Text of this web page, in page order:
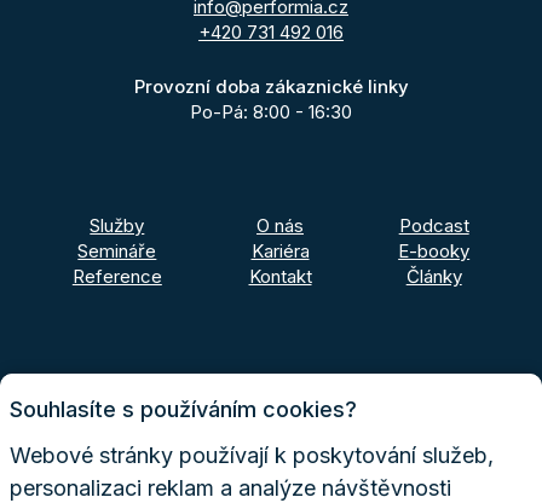
info@performia.cz
+420 731 492 016
Provozní doba zákaznické linky
Po-Pá: 8:00 - 16:30
Služby
Semináře
Reference
O nás
Kariéra
Kontakt
Podcast
E-booky
Články
Souhlasíte s používáním cookies?
Webové stránky používají k poskytování služeb,
personalizaci reklam a analýze návštěvnosti